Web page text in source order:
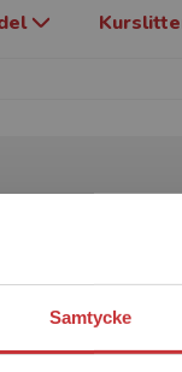
Samtycke